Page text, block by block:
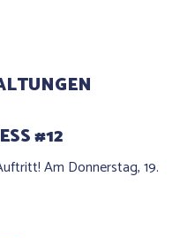
#12
Am Donnerstag, 19.